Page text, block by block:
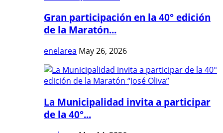
Gran participación en la 40° edición
de la Maratón...
enelarea May 26, 2026
La Municipalidad invita a participar
de la 40°...